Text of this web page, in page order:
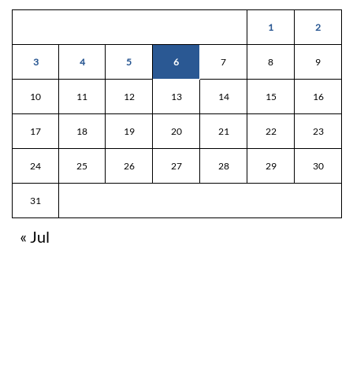
1 2
3 4 5 6 7 8 9
10 11 12 13 14 15 16
17 18 19 20 21 22 23
24 25 26 27 28 29 30
31
« Jul